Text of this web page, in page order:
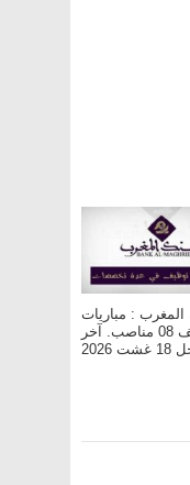
المغرب : مباريات
لتوظيف 08 مناصب. آخر
2026